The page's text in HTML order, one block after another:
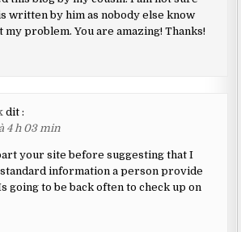
written by him as nobody else know
my problem. You are amazing! Thanks!
dit :
4 h 03 min
your site before suggesting that I
information a person provide
going to be back often to check up on